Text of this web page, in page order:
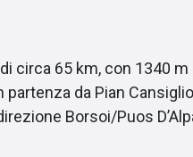
circa 65 km, con 1340
da Pian
Borsoi/Puos